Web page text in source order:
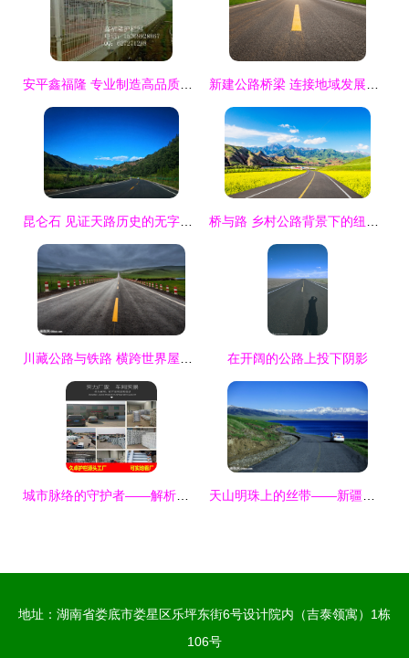
安平鑫福隆 专业制造高品质护栏网，守护安全与美观 新建公路桥梁 连接地域发展，重塑交通格局
昆仑石 见证天路历史的无字丰碑 桥与路 乡村公路背景下的纽带与风景
川藏公路与铁路 横跨世界屋脊的交通双翼 在开阔的公路上投下阴影
城市脉络的守护者——解析郑州市政交通护栏产业与久卓品牌的桥梁护栏建设 天山明珠上的丝带——新疆赛里木湖公路与桥梁
地址：湖南省娄底市娄星区乐坪东街6号设计院内（吉泰领寓）1栋
106号